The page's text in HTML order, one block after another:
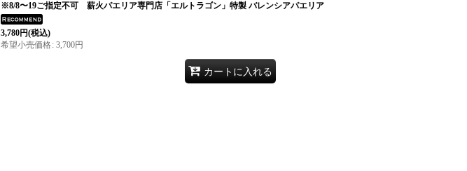
※8/8〜19ご指定不可 薪火パエリア専門店「エルトラゴン」特製 バレンシアパエリア
3,780円(税込)
希望小売価格: 3,700円
カートに入れる